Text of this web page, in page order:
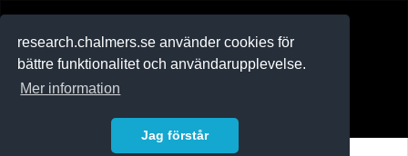
research.chalmers.se använder cookies för
bättre funktionalitet och användarupplevelse.
Mer information
Jag förstår